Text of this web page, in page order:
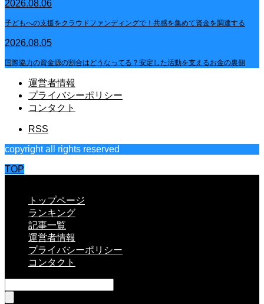
2026.08.06
子どもへの支援をクラウドファンディングで！共感を集めて資金を調達する
2026.08.05
国際協力の資金源の割合はどうなってる？安定した活動を支えるお金の裏側
運営者情報
プライバシーポリシー
コンタクト
RSS
copyright all rights reserved
TOP
トップページ
ランキング
記事一覧
運営者情報
プライバシーポリシー
コンタクト